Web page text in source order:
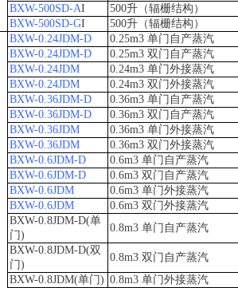
BXW-500SD-AI
500升（辐栅结构）
BXW-500SD-GI 500升（辐栅结构）
BXW-0.24JDM-D
0.25m3 单门自产蒸汽
BXW-0.24JDM-D
0.25m3 双门自产蒸汽
BXW-0.24JDM
0.24m3 单门外接蒸汽
BXW-0.24JDM
0.24m3 双门外接蒸汽
BXW-0.36JDM-D
0.36m3 单门自产蒸汽
BXW-0.36JDM-D
0.36m3 双门自产蒸汽
BXW-0.36JDM
0.36m3 单门外接蒸汽
BXW-0.36JDM
0.36m3 双门外接蒸汽
BXW-0.6JDM-D
0.6m3 单门自产蒸汽
BXW-0.6JDM-D
0.6m3 双门自产蒸汽
BXW-0.6JDM
0.6m3 单门外接蒸汽
BXW-0.6JDM
0.6m3 双门外接蒸汽
BXW-0.8JDM-D(单
门)
0.8m3 单门自产蒸汽
BXW-0.8JDM-D(双
门)
0.8m3 双门自产蒸汽
BXW-0.8JDM(单门) 0.8m3 单门外接蒸汽